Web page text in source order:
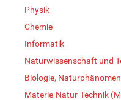
Physik
Chemie
Informatik
Naturwissenschaft und
Biologie,
Materie-Natur-Technik